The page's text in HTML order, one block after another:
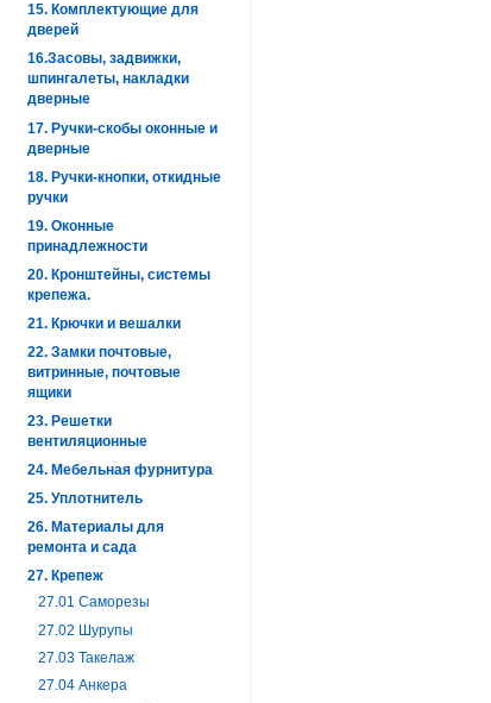
15. Комплектующие для
дверей
16.Засовы, задвижки,
шпингалеты, накладки
дверные
17. Ручки-скобы оконные и
дверные
18. Ручки-кнопки, откидные
ручки
19. Оконные
принадлежности
20. Кронштейны, системы
крепежа.
21. Крючки и вешалки
22. Замки почтовые,
витринные, почтовые
ящики
23. Решетки
вентиляционные
24. Мебельная фурнитура
25. Уплотнитель
26. Материалы для
ремонта и сада
27. Крепеж
27.01 Саморезы
27.02 Шурупы
27.03 Такелаж
27.04 Анкера